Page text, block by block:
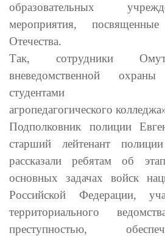
образовательных
мероприятия,
Отечества.
Так, сотрудники
вневедомственной
студентами
агропедагогического
Подполковник полиции
старший лейтенант
рассказали ребятам об
основных задачах войск
Российской Федерации,
территориального
преступностью,